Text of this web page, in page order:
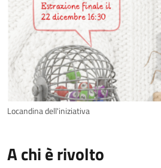
Locandina dell'iniziativa
A chi è rivolto